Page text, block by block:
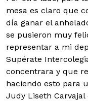
mesa es claro que
día ganar el
se pusieron muy
representar a mi
Supérate
concentrara y que
haciendo esto para
Judy Liseth Carvajal